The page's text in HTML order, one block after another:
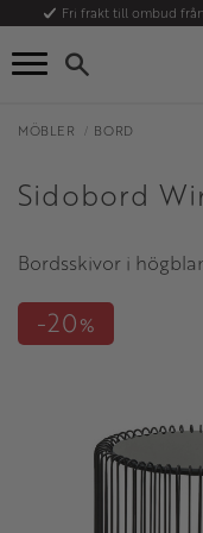
Meny
Fri frakt till ombud
MÖBLER BORD
Sidobord
Bordsskivor i
20%